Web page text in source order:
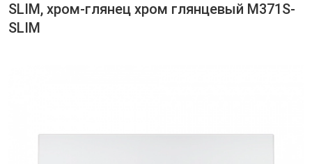
SLIM, хром-глянец хром глянцевый M371S-
SLIM